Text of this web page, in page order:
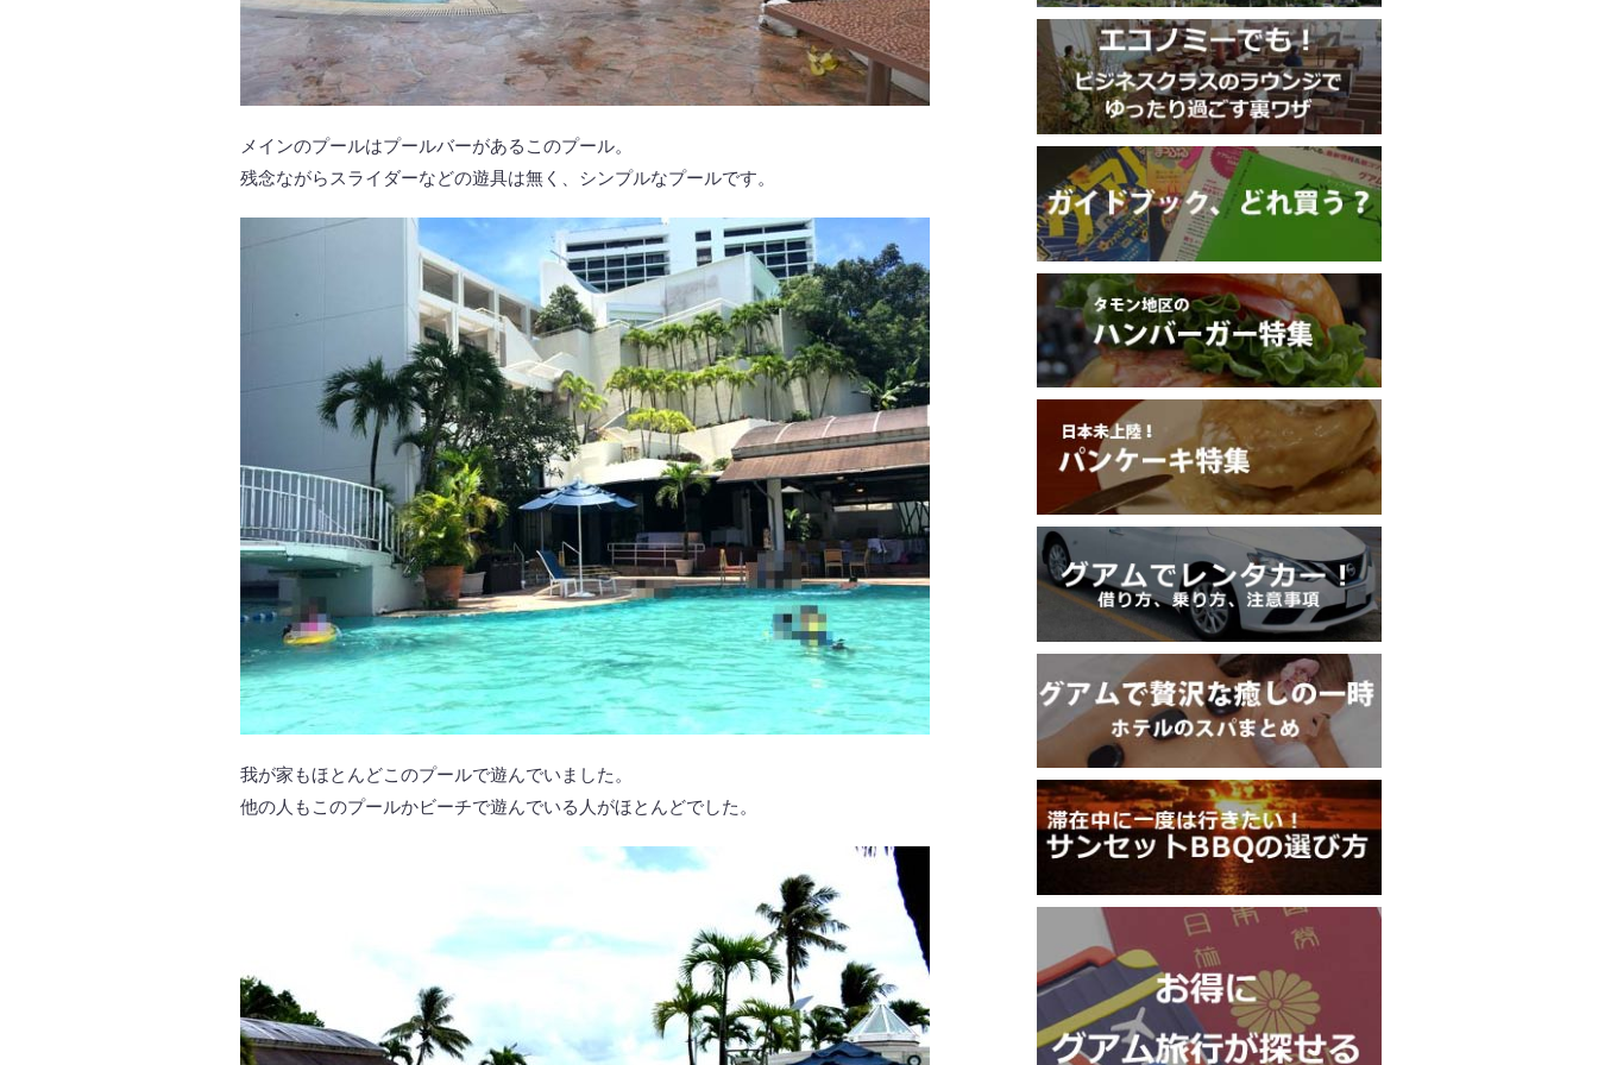
メインのプールはプールバーがあるこのプール。
残念ながらスライダーなどの遊具は無く、シンプルなプールです。
我が家もほとんどこのプールで遊んでいました。
他の人もこのプールかビーチで遊んでいる人がほとんどでした。